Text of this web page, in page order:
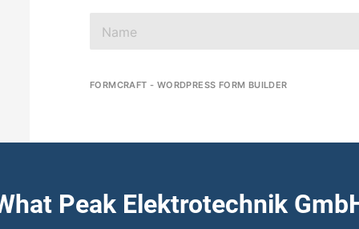
FORMCRAFT - WORDPRESS FORM BUILDER
Peak Elektrotechnik